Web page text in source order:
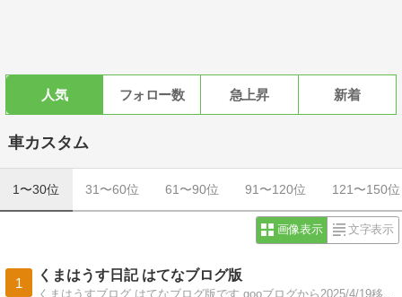
人気 フォロー数 急上昇 新着
車カスタム
1〜30位 31〜60位 61〜90位 91〜120位 121〜150位
画像表示 文字表示
1
くまはうす日記 はてなブログ版